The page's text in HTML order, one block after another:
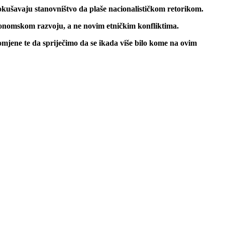
stanovništvo da plaše nacionalističkom retorikom.
razvoju, a ne novim etničkim konfliktima.
te da spriječimo da se ikada više bilo kome na ovim